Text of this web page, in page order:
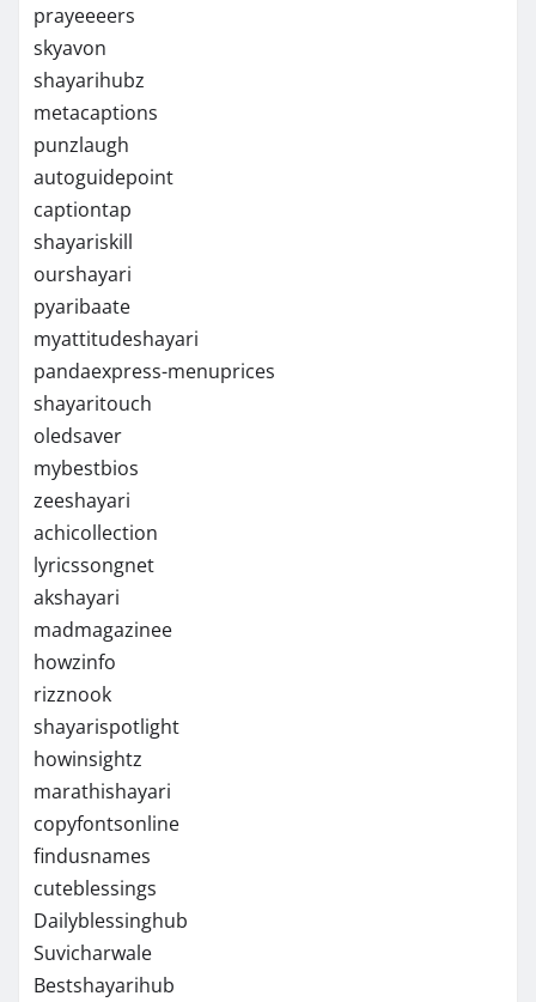
prayeeeers
skyavon
shayarihubz
metacaptions
punzlaugh
autoguidepoint
captiontap
shayariskill
ourshayari
pyaribaate
myattitudeshayari
pandaexpress-menuprices
shayaritouch
oledsaver
mybestbios
zeeshayari
achicollection
lyricssongnet
akshayari
madmagazinee
howzinfo
rizznook
shayarispotlight
howinsightz
marathishayari
copyfontsonline
findusnames
cuteblessings
Dailyblessinghub
Suvicharwale
Bestshayarihub